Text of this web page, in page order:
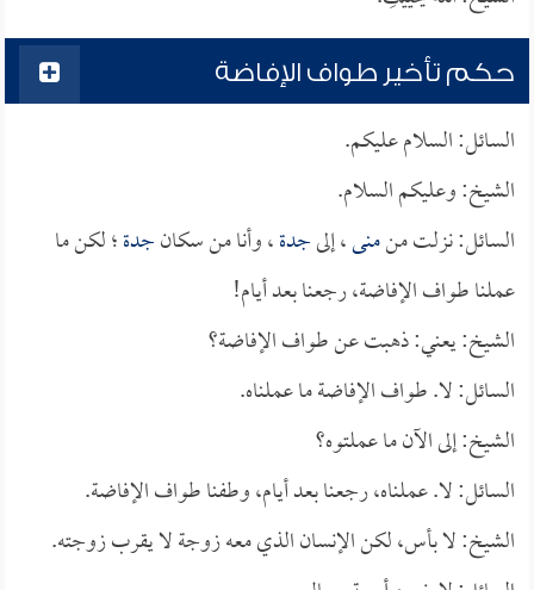
حكم تأخير طواف الإفاضة
السائل: السلام عليكم.
الشيخ: وعليكم السلام.
السائل: نزلت منمنى، إلىجدة، وأنا من سكانجدة؛ لكن ما
عملنا طواف الإفاضة، رجعنا بعد أيام!
الشيخ: يعني: ذهبت عن طواف الإفاضة؟
السائل: لا. طواف الإفاضة ما عملناه.
الشيخ: إلى الآن ما عملتوه؟
السائل: لا. عملناه، رجعنا بعد أيام، وطفنا طواف الإفاضة.
الشيخ: لا بأس، لكن الإنسان الذي معه زوجة لا يقرب زوجته.